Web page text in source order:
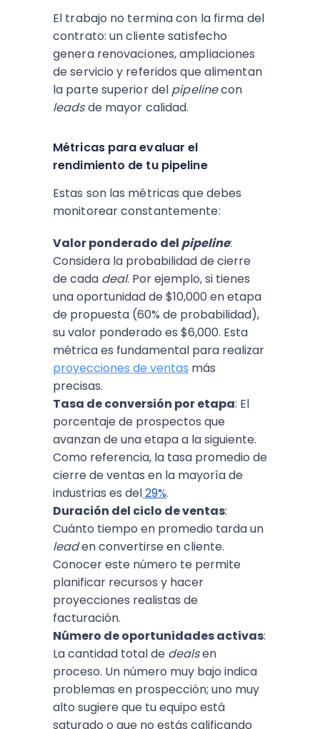
El trabajo no termina con la firma del
contrato: un cliente satisfecho
genera renovaciones, ampliaciones
de servicio y referidos que alimentan
la parte superior del pipelinecon
leadsde mayor calidad.
Métricas para evaluar el
rendimiento de tu pipeline
Estas son las métricas que debes
monitorear constantemente:
Valor ponderado delpipeline:
Considera la probabilidad de cierre
de cada deal. Por ejemplo, si tienes
una oportunidad de $10,000 en etapa
de propuesta (60% de probabilidad),
su valor ponderado es $6,000. Esta
métrica es fundamental para realizar
proyecciones de ventas más
precisas.
Tasa de conversión por etapa: El
porcentaje de prospectos que
avanzan de una etapa a la siguiente.
Como referencia, la tasa promedio de
cierre de ventas en la mayoría de
industrias es del29%.
Duración del ciclo de ventas:
Cuánto tiempo en promedio tarda un
leaden convertirse en cliente.
Conocer este número te permite
planificar recursos y hacer
proyecciones realistas de
facturación.
Número de oportunidades activas:
La cantidad total de dealsen
proceso. Un número muy bajo indica
problemas en prospección; uno muy
alto sugiere que tu equipo está
saturado o que no estás calificando